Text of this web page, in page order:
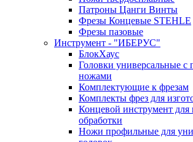
Патроны Цанги Винты
Фрезы Концевые STEHLE
Фрезы пазовые
Инструмент - "ИБЕРУС"
БлокХаус
Головки универсальные
ножами
Комплектующие к фрезам
Комплекты фрез для
Концевой инструмент для
обработки
Ножи профильные для